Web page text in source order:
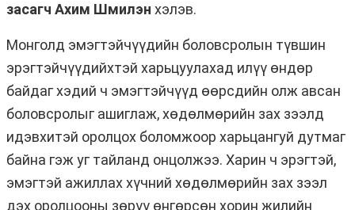
засагч Ахим Шмилэн хэлэв.
Монголд эмэгтэйчүүдийн боловсролын түвшин
эрэгтэйчүүдийхтэй харьцуулахад илүү өндөр
байдаг хэдий ч эмэгтэйчүүд өөрсдийн олж авсан
боловсролыг ашиглаж, хөдөлмөрийн зах зээлд
идэвхитэй оролцох боломжоор харьцангуй дутмаг
байна гэж уг тайланд онцолжээ. Харин ч эрэгтэй,
эмэгтэй ажиллах хүчний хөдөлмөрийн зах зээл
дэх оролцооны зөрүү өнгөрсөн хорин жилийн